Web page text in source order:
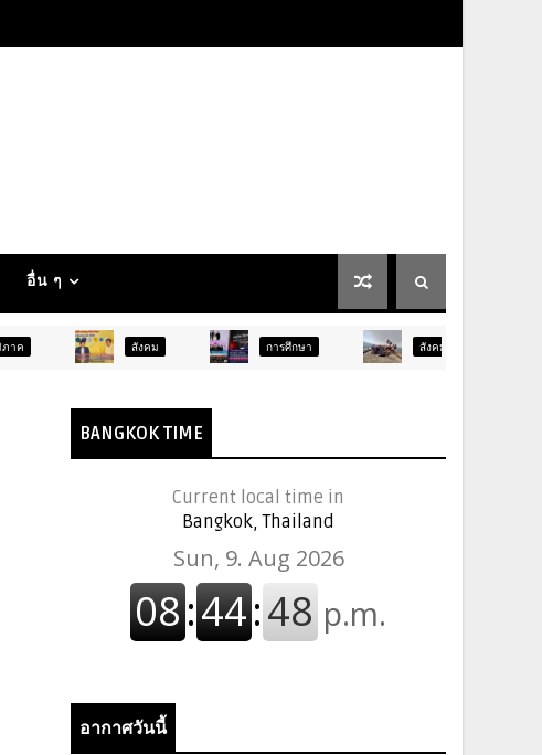
อื่น ๆ
การศึกษา
BANGKOK TIME
Current local time in
Bangkok, Thailand
อากาศวันนี้